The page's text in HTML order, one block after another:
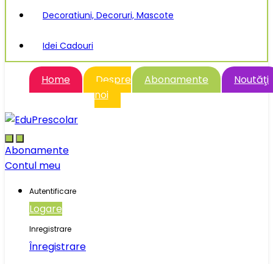
Decoratiuni, Decoruri, Mascote
Idei Cadouri
Home
Despre
noi
Abonamente Noutăţi
Abonamente
Contul meu
Autentificare
Logare
Inregistrare
Înregistrare